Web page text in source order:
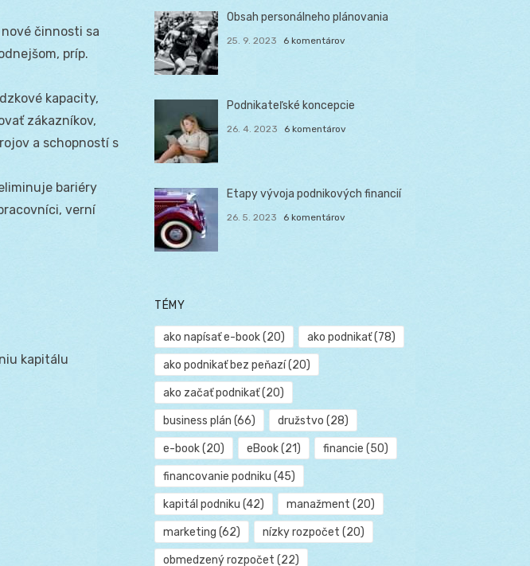
činnosti sa
príp.
kapacity,
zákazníkov,
a schopností s
bariéry
verní
kapitálu
Obsah personálneho plánovania
25. 9. 2023 6 komentárov
Podnikateľské koncepcie
26. 4. 2023 6 komentárov
Etapy vývoja podnikových financií
26. 5. 2023 6 komentárov
TÉMY
ako napísať e-book(20) ako podnikať(78)
ako podnikať bez peňazí(20)
ako začať podnikať(20)
business plán (66) družstvo (28)
e-book(20) eBook(21) financie (50)
financovanie podniku (45)
kapitál podniku (42) manažment (20)
marketing (62) nízky rozpočet (20)
obmedzený rozpočet (22)